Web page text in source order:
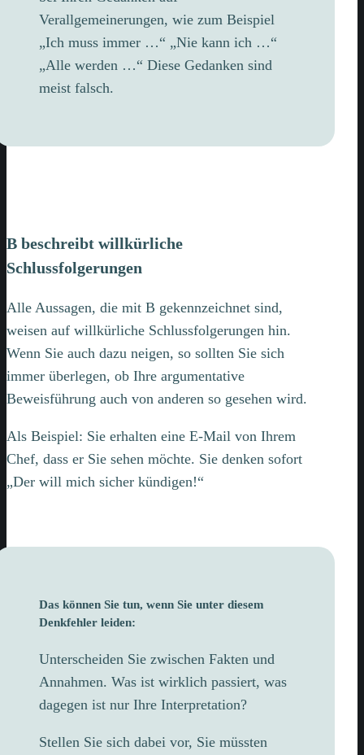
Verallgemeinerungen, wie zum Beispiel
„Ich muss immer …“ „Nie kann ich …“
„Alle werden …“ Diese Gedanken sind
meist falsch.
B beschreibt willkürliche
Schlussfolgerungen
Alle Aussagen, die mit B gekennzeichnet sind,
weisen auf willkürliche Schlussfolgerungen hin.
Wenn Sie auch dazu neigen, so sollten Sie sich
immer überlegen, ob Ihre argumentative
Beweisführung auch von anderen so gesehen wird.
Als Beispiel: Sie erhalten eine E-Mail von Ihrem
Chef, dass er Sie sehen möchte. Sie denken sofort
„Der will mich sicher kündigen!“
Das können Sie tun, wenn Sie unter diesem
Denkfehler leiden:
Unterscheiden Sie zwischen Fakten und
Annahmen. Was ist wirklich passiert, was
dagegen ist nur Ihre Interpretation?
Stellen Sie sich dabei vor, Sie müssten